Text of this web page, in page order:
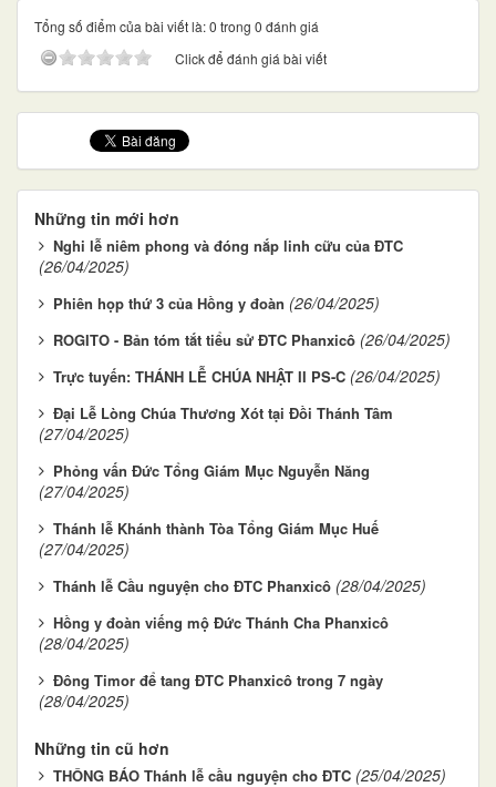
Tổng số điểm của bài viết là: 0 trong 0 đánh giá
Click để đánh giá bài viết
Những tin mới hơn
Nghi lễ niêm phong và đóng nắp linh cữu của ĐTC
(26/04/2025)
Phiên họp thứ 3 của Hồng y đoàn (26/04/2025)
ROGITO - Bản tóm tắt tiểu sử ĐTC Phanxicô (26/04/2025)
Trực tuyến: THÁNH LỄ CHÚA NHẬT II PS-C (26/04/2025)
Đại Lễ Lòng Chúa Thương Xót tại Đồi Thánh Tâm
(27/04/2025)
Phỏng vấn Đức Tổng Giám Mục Nguyễn Năng
(27/04/2025)
Thánh lễ Khánh thành Tòa Tổng Giám Mục Huế
(27/04/2025)
Thánh lễ Cầu nguyện cho ĐTC Phanxicô (28/04/2025)
Hồng y đoàn viếng mộ Đức Thánh Cha Phanxicô
(28/04/2025)
Đông Timor để tang ĐTC Phanxicô trong 7 ngày
(28/04/2025)
Những tin cũ hơn
THÔNG BÁO Thánh lễ cầu nguyện cho ĐTC (25/04/2025)